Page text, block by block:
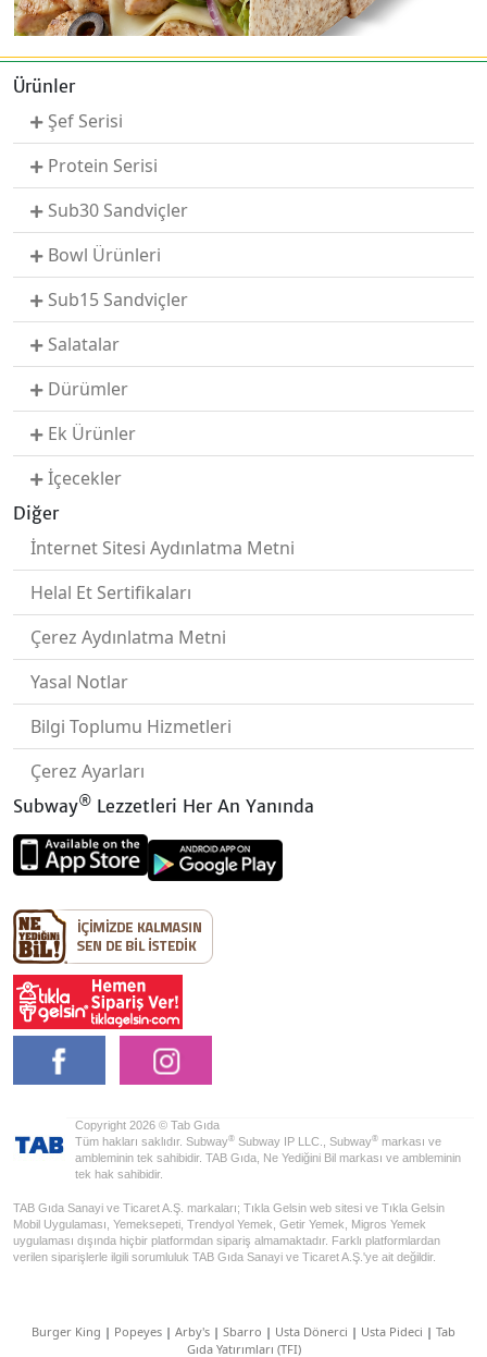
Ürünler
Şef Serisi
Protein Serisi
Sub30 Sandviçler
Bowl Ürünleri
Sub15 Sandviçler
Salatalar
Dürümler
Ek Ürünler
İçecekler
Diğer
İnternet Sitesi Aydınlatma Metni
Helal Et Sertifikaları
Çerez Aydınlatma Metni
Yasal Notlar
Bilgi Toplumu Hizmetleri
Çerez Ayarları
Subway® Lezzetleri Her An Yanında
Copyright 2026 © Tab Gıda
Tüm hakları saklıdır. Subway® Subway IP LLC., Subway® markası ve
ambleminin tek sahibidir. TAB Gıda, Ne Yediğini Bil markası ve ambleminin
tek hak sahibidir.
TAB Gıda Sanayi ve Ticaret A.Ş. markaları; Tıkla Gelsin web sitesi ve Tıkla Gelsin
Mobil Uygulaması, Yemeksepeti, Trendyol Yemek, Getir Yemek, Migros Yemek
uygulaması dışında hiçbir platformdan sipariş almamaktadır. Farklı platformlardan
verilen siparişlerle ilgili sorumluluk TAB Gıda Sanayi ve Ticaret A.Ş.'ye ait değildir.
Burger King | Popeyes | Arby's | Sbarro | Usta Dönerci | Usta Pideci | Tab
Gıda Yatırımları (TFI)